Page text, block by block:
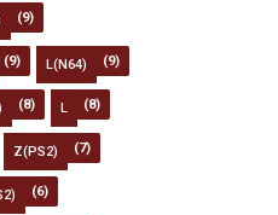
(9)
(9) L(N64) (9)
(8) L (8)
Z(PS2) (7)
(6)